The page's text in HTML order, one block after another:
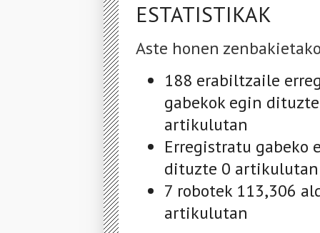
ESTATISTIKAK
Aste honen
188 erabiltzaile
gabekok egin
artikulutan
Erregistratu gabeko
dituzte 0 artikulutan
7 robotek 113,306
artikulutan